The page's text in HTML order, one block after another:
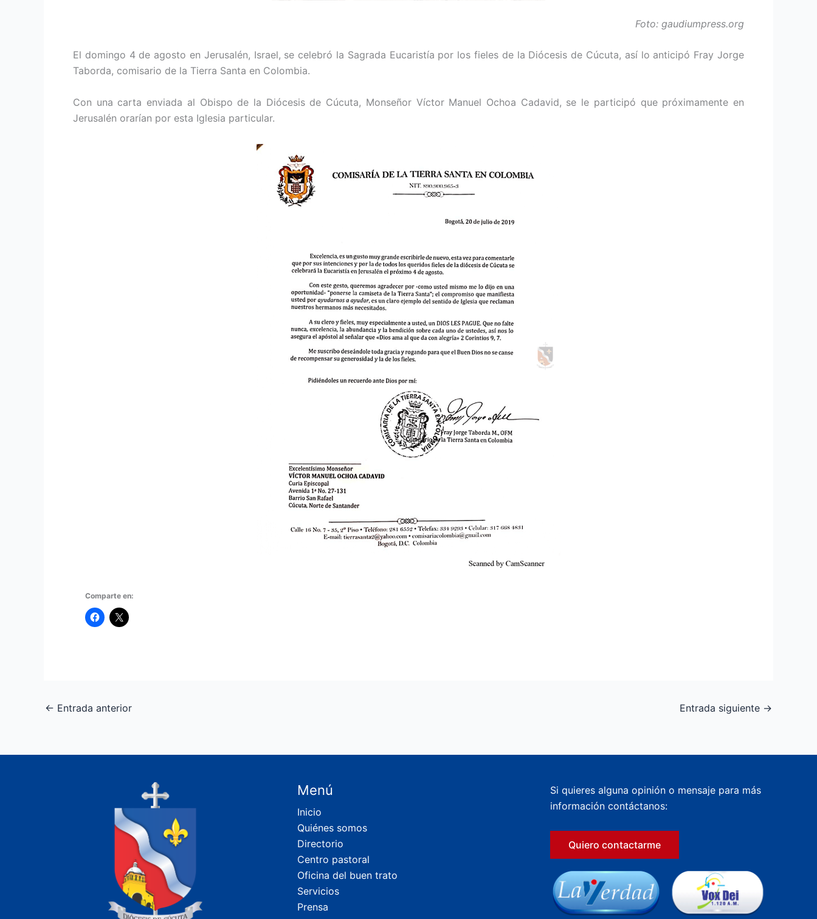
Foto: gaudiumpress.org
El domingo 4 de agosto en Jerusalén, Israel, se celebró la Sagrada Eucaristía por los fieles de la Diócesis de Cúcuta, así lo anticipó Fray Jorge
Taborda, comisario de la Tierra Santa en Colombia.
Con una carta enviada al Obispo de la Diócesis de Cúcuta, Monseñor Víctor Manuel Ochoa Cadavid, se le participó que próximamente en
Jerusalén orarían por esta Iglesia particular.
Comparte en:
← Entrada anterior Entrada siguiente →
Menú
Inicio
Quiénes somos
Directorio
Centro pastoral
Oficina del buen trato
Servicios
Prensa
Si quieres alguna opinión o mensaje para más
información contáctanos:
Quiero contactarme